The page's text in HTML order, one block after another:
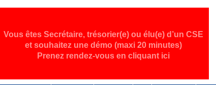
Vous êtes Secrétaire, trésorier(e) ou élu(e) d’un CSE
et souhaitez une démo (maxi 20 minutes)
Prenez rendez-vous en cliquant ici